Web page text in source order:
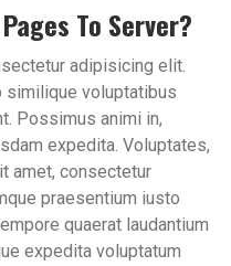
To Server?
adipisicing elit.
similique voluptatibus
Possimus animi in,
expedita. Voluptates,
amet, consectetur
praesentium iusto
quaerat laudantium
expedita voluptatum